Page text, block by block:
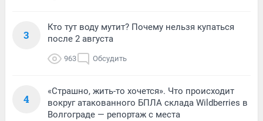
3
Кто тут воду мутит? Почему нельзя купаться
после 2 августа
963 Обсудить
4
«Страшно, жить-то хочется». Что происходит
вокруг атакованного БПЛА склада Wildberries в
Волгограде — репортаж с места